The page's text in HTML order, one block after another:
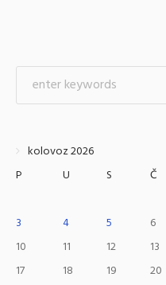
kolovoz 2026
P
U S Č
3
4 5 6
10
11 12 13
17
18 19 20